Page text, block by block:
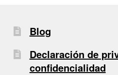
Blog
Declaración de
confidencialidad